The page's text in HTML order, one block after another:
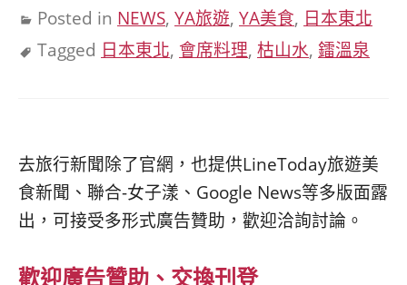
Posted in NEWS, YA旅遊, YA美食, 日本東北
Tagged 日本東北, 會席料理, 枯山水, 鐳溫泉
去旅行新聞除了官網，也提供LineToday旅遊美
食新聞、聯合-女子漾、Google News等多版面露
出，可接受多形式廣告贊助，歡迎洽詢討論。
歡迎廣告贊助、交換刊登